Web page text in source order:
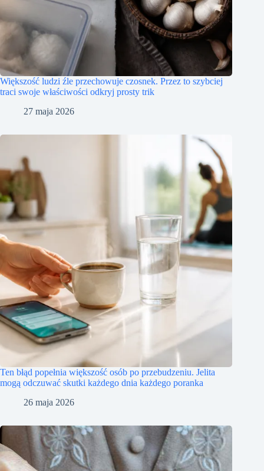
Większość ludzi źle przechowuje czosnek. Przez to szybciej
traci swoje właściwości odkryj prosty trik
27 maja 2026
Ten błąd popełnia większość osób po przebudzeniu. Jelita
mogą odczuwać skutki każdego dnia każdego poranka
26 maja 2026